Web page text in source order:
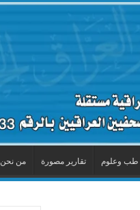
طب وعلوم تقارير مصورة من نحن